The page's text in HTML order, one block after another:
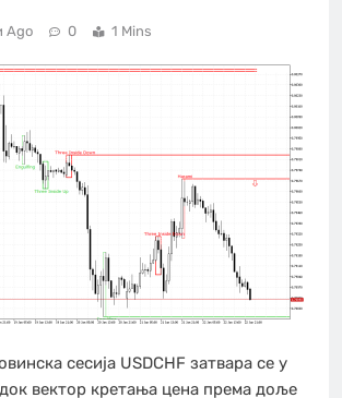
Ago 0 1 Mins
сесија USDCHF затвара се у
вектор кретања цена према доље